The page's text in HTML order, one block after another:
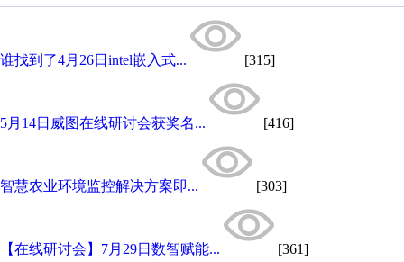
谁找到了4月26日intel嵌入式... [315]
5月14日威图在线研讨会获奖名... [416]
智慧农业环境监控解决方案即... [303]
【在线研讨会】7月29日数智赋能... [361]